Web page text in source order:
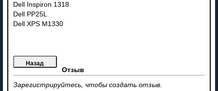
Dell Inspiron 1318
Dell PP25L
Dell XPS M1330
Отзыв
Зарегистрируйтесь, чтобы создать отзыв.